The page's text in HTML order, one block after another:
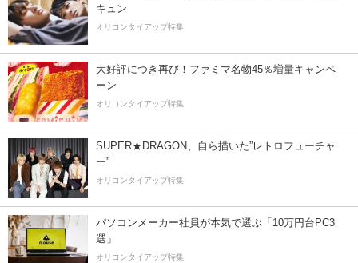
キュン
オリコンタイアップ特集
大好評につき再び！ファミマ名物45％増量キャンペ
ーン
オリコンタイアップ特集
SUPER★DRAGON、自ら描いた”レトロフューチャ
ー”
オリコンタイアップ特集
パソコンメーカー社員が本気で選ぶ「10万円台PC3
選」
オリコンタイアップ特集